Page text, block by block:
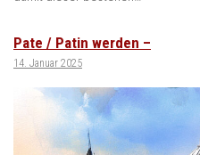
Pate / Patin werden –
14. Januar 2025